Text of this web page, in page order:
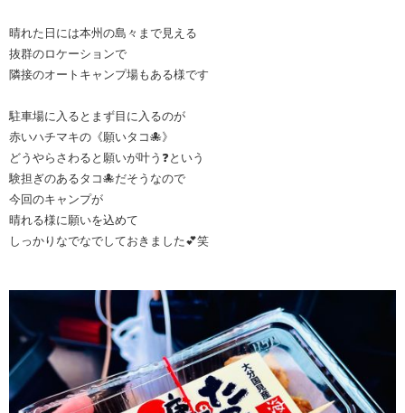
晴れた日には本州の島々まで見える
抜群のロケーションで
隣接のオートキャンプ場もある様です
駐車場に入るとまず目に入るのが
赤いハチマキの《願いタコ🐙》
どうやらさわると願いが叶う❓という
験担ぎのあるタコ🐙だそうなので
今回のキャンプが
晴れる様に願いを込めて
しっかりなでなでしておきました💕笑